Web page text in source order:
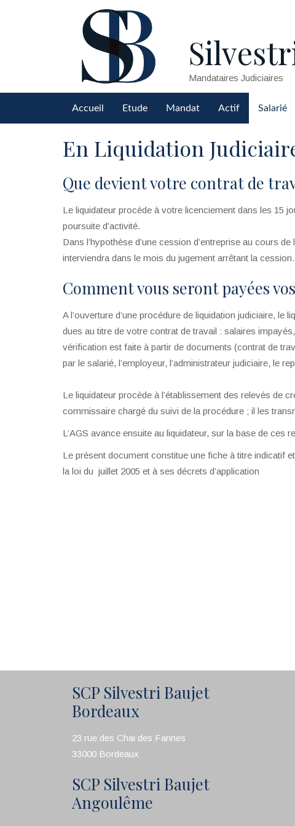
Mandataires Judiciaires
Accueil Etude Mandat Actif Salarié
En Liquidation
Que devient votre contrat de
Le liquidateur procède à votre licenciement dans les 15
poursuite d’activité.
Dans l’hypothèse d’une cession d’entreprise au cours
interviendra dans le mois du jugement arrêtant la cession.
Comment vous seront payées
A l’ouverture d’une procédure de liquidation judiciaire,
dues au titre de votre contrat de travail : salaires
vérification est faite à partir de documents (contrat de
par le salarié, l’employeur, l’administrateur judiciaire, le
Le liquidateur procède à l’établissement des relevés de
commissaire chargé du suivi de la procédure ; il les
L’AGS avance ensuite au liquidateur, sur la base de
Le présent document constitue une fiche à titre indicatif
la loi du juillet 2005 et à ses décrets d’application
SCP Silvestri Baujet
Bordeaux
23 rue des Chai des Farines
33000 Bordeaux
SCP Silvestri Baujet
Angoulême